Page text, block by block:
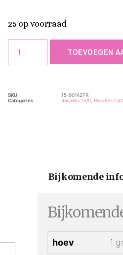
25 op voorraad
TOEVOEGEN
SKU
15-90142FR
Categories
Rocailles 15/0 Rocailles 15/0
Bijkomende
hoev 1